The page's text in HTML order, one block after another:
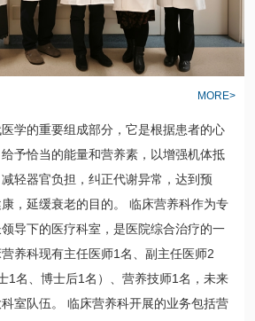
MORE>
学的重要组成部分，它是根据患者的心
予恰当的能量和营养素，以增强机体抵
轻器官负担，纠正代谢异常，达到预
，延缓衰老的目的。 临床营养科作为专
导下的医疗科室，是医院综合治疗的一
养科现有主任医师1名、副主任医师2
1名、博士后1名）、营养技师1名，未来
室队伍。 临床营养科开展的业务包括营